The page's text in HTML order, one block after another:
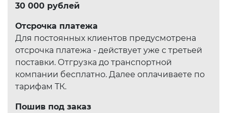
30 000 рублей
Отсрочка платежа
Для постоянных клиентов предусмотрена
отсрочка платежа - действует уже с третьей
поставки. Отгрузка до транспортной
компании бесплатно. Далее оплачиваете по
тарифам ТК.
Пошив под заказ